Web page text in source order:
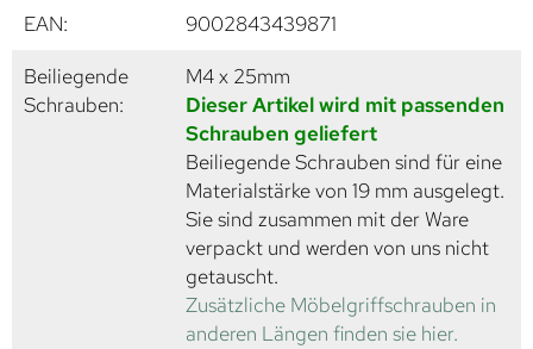
EAN:
9002843439871
Beiliegende
Schrauben:
M4 x 25mm
Dieser Artikel wird mit passenden
Schrauben geliefert
Beiliegende Schrauben sind für eine
Materialstärke von 19 mm ausgelegt.
Sie sind zusammen mit der Ware
verpackt und werden von uns nicht
getauscht.
Zusätzliche Möbelgriffschrauben in
anderen Längen finden sie hier.